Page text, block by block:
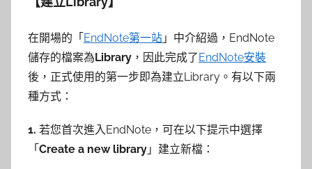
圖
書
參
在開場的「EndNote第一站 」中介紹過，EndNote
儲存的檔案為Library ，因此完成了EndNote安裝
後，正式使用的第一步即為建立Library。有以下兩
種方式：
1. 若您首次進入EndNote，可在以下提示中選擇
「Create a new library 」建立新檔：